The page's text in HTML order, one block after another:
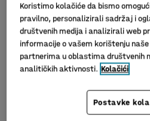
Koristimo kolačiće da bismo
pravilno, personalizirali sadržaj i
društvenih medija i analizirali web
informacije o vašem korištenju
partnerima u oblastima društvenih
analitičkih aktivnosti. Kolačići
Postavke